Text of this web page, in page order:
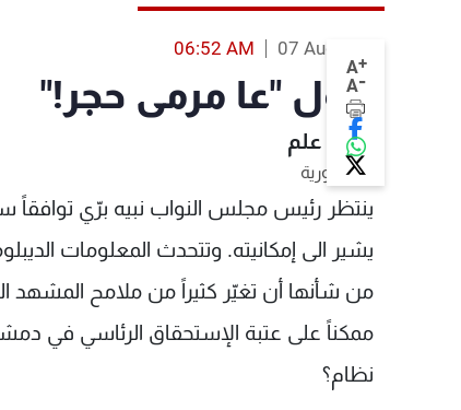
A+
A-
07 Aug 2013
06:52 AM
أيلول "عا مرمى حجر!"
جورج علم
الجمهورية
ينتظر رئيس مجلس النواب نبيه برّي توافقاً
يشير الى إمكانيته. وتتحدث المعلومات
ممكناً على عتبة الإستحقاق الرئاسي في
نظام؟